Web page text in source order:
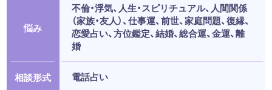
悩み
不倫・浮気、人生・スピリチュアル、人間関係
（家族・友人）、仕事運、前世、家庭問題、復縁、
恋愛占い、方位鑑定、結婚、総合運、金運、離
婚
相談形式 電話占い